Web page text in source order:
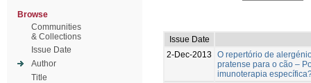
Browse
Communities
& Collections
Issue Date
Author
Title
Issue Date
2-Dec-2013
O repertório de
pratense para o cão –
imunoterapia